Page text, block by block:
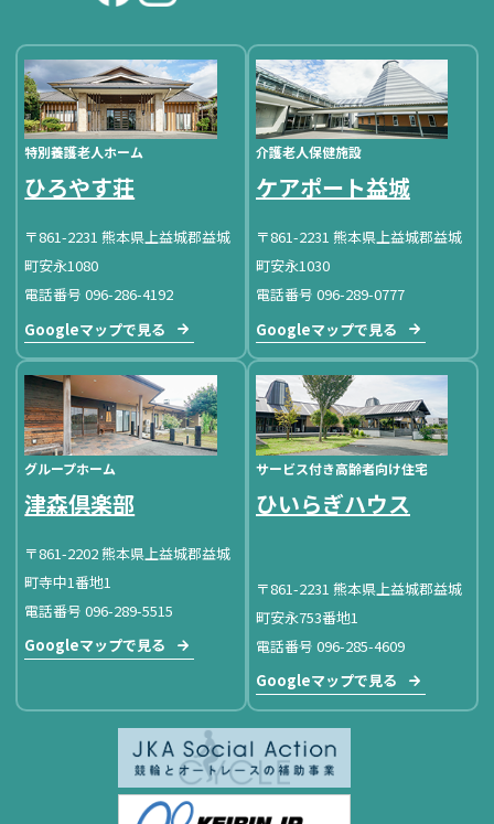
特別養護老人ホーム
ひろやす荘
〒861-2231 熊本県上益城郡益城
町安永1080
電話番号 096-286-4192
Googleマップで見る
介護老人保健施設
ケアポート益城
〒861-2231 熊本県上益城郡益城
町安永1030
電話番号 096-289-0777
Googleマップで見る
グループホーム
津森倶楽部
〒861-2202 熊本県上益城郡益城
町寺中1番地1
電話番号 096-289-5515
Googleマップで見る
サービス付き高齢者向け住宅
ひいらぎハウス
〒861-2231 熊本県上益城郡益城
町安永753番地1
電話番号 096-285-4609
Googleマップで見る